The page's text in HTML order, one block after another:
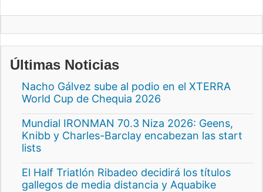
Últimas Noticias
Nacho Gálvez sube al podio en el XTERRA
World Cup de Chequia 2026
Mundial IRONMAN 70.3 Niza 2026: Geens,
Knibb y Charles-Barclay encabezan las start
lists
El Half Triatlón Ribadeo decidirá los títulos
gallegos de media distancia y Aquabike